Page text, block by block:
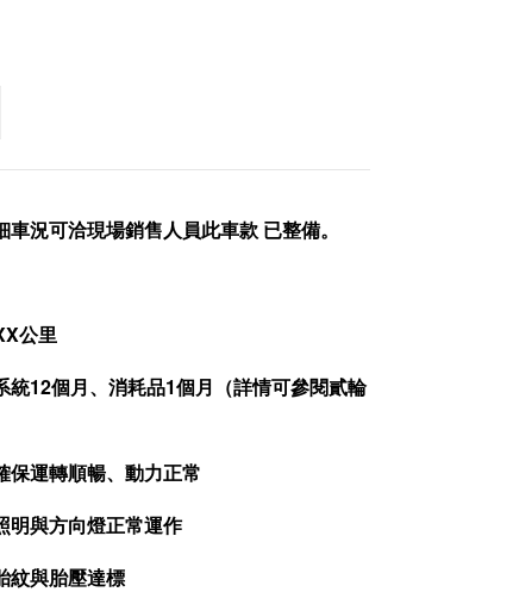
車況可洽現場銷售人員此車款 已整備。
公里
12個月、消耗品1個月（詳情可參閱貳輪
運轉順暢、動力正常
與方向燈正常運作
紋與胎壓達標